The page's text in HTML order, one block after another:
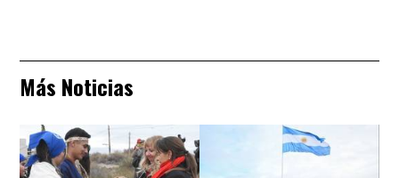
Más Noticias